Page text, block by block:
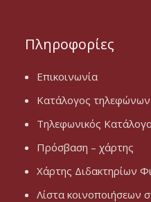
Πληροφορίες
Επικοινωνία
Κατάλογος
Τηλεφωνικός
Πρόσβαση – χάρτης
Χάρτης Διδακτηρίων
Λίστα κοινοποιήσεων